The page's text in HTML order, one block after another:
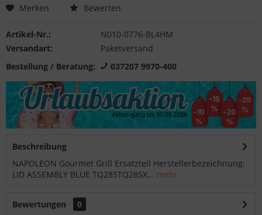
Merken Bewerten
Artikel-Nr.:
N010-0776-BL4HM
Versandart:
Paketversand
Bestellung / Beratung:
037207 9970-400
Beschreibung
NAPOLEON Gourmet Grill Ersatzteil Herstellerbezeichnung:
LID ASSEMBLY BLUE TQ285TQ285X... mehr
Bewertungen
0